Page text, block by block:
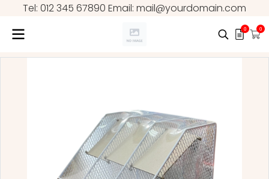
Tel: 012 345 67890 Email: mail@yourdomain.com
0 0